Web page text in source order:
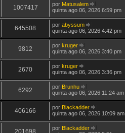
a
a
ú
t
a
M
e
s
a
e
1007417 por Matusalem
V
a
ú
t
a
M
e
s
a
e
quinta ago 06, 2026 6:59 pm
645508 por abyssum
V
a
ú
t
a
M
e
n
s
a
g
quinta ago 06, 2026 4:42 pm
9812 por kruger
V
e
a
ú
a
M
e
n
quinta ago 06, 2026 3:40 pm
2670 por kruger
V
e
a
ú
l
a
quinta ago 06, 2026 3:36 pm
6292 por Brunhu
V
a
a
ú
l
quinta ago 06, 2026 11:24 am
406166 por Blackadder
V
quinta ago 06, 2026 10:09 am
201698 por Blackadder